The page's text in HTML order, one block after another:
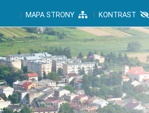
MAPA STRONY KONTRAST